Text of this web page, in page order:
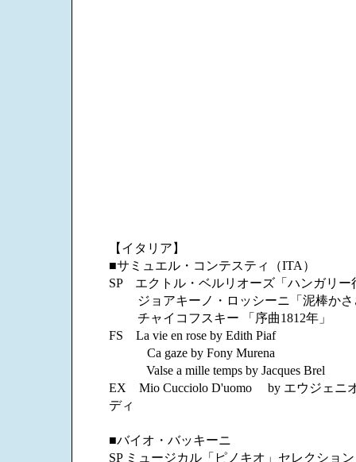
【イタリア】
■サミュエル・コンテスティ（ITA）
SP エクトル・ベルリオーズ「ハンガリー
ジョアキーノ・ロッシーニ「泥棒かさ
チャイコフスキー 「序曲1812年」
FS La vie en rose by Edith Piaf
Ca gaze by Fony Murena
Valse a mille temps by Jacques Brel
EX Mio Cucciolo D'uomo by エウジェニ
ディ
■バイオ・バッキーニ
SP ミュージカル「ピノキオ」セレクション